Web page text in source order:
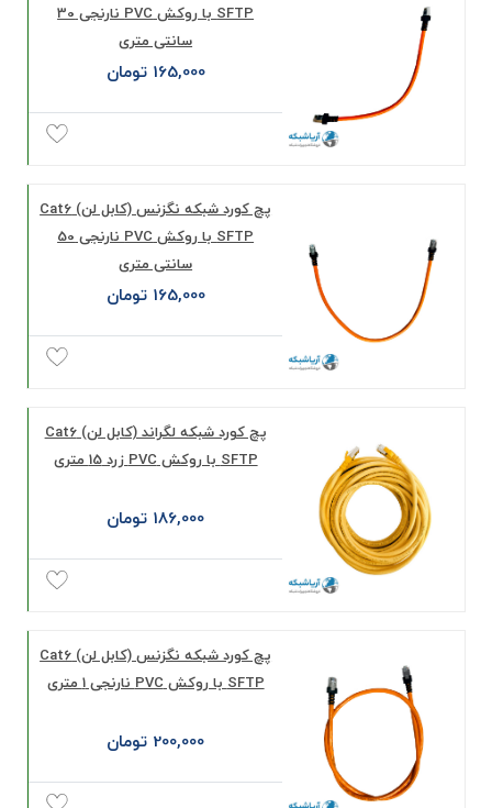
SFTP با روکش PVC نارنجی 30
سانتی متری
165,000 تومان
پچ کورد شبکه نگزنس (کابل لن) Cat6
SFTP با روکش PVC نارنجی 50
سانتی متری
165,000 تومان
پچ کورد شبکه لگراند (کابل لن) Cat6
SFTP با روکش PVC زرد 15 متری
186,000 تومان
پچ کورد شبکه نگزنس (کابل لن) Cat6
SFTP با روکش PVC نارنجی 1 متری
200,000 تومان